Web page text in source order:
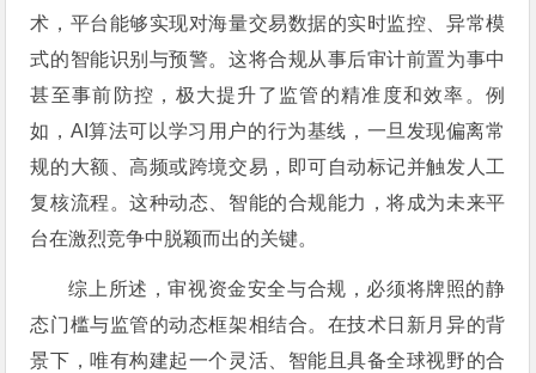
术，平台能够实现对海量交易数据的实时监控、异常模
式的智能识别与预警。这将合规从事后审计前置为事中
甚至事前防控，极大提升了监管的精准度和效率。例
如，AI算法可以学习用户的行为基线，一旦发现偏离常
规的大额、高频或跨境交易，即可自动标记并触发人工
复核流程。这种动态、智能的合规能力，将成为未来平
台在激烈竞争中脱颖而出的关键。
综上所述，审视资金安全与合规，必须将牌照的静
态门槛与监管的动态框架相结合。在技术日新月异的背
景下，唯有构建起一个灵活、智能且具备全球视野的合